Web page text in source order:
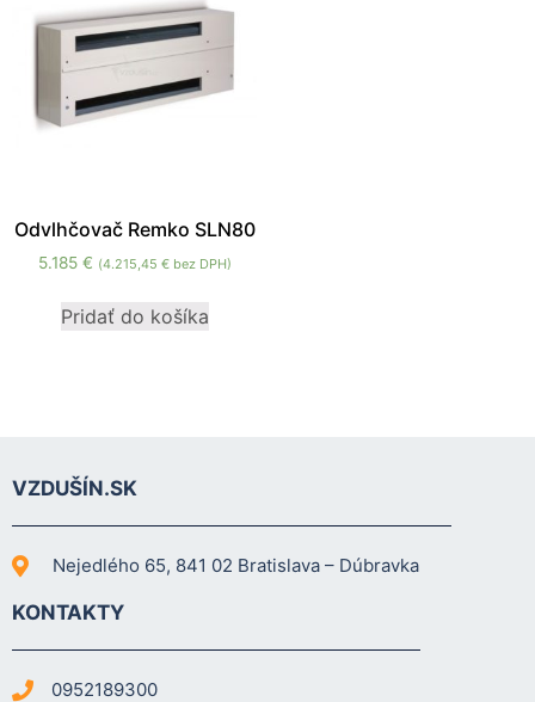
Odvlhčovač Remko SLN80
5.185 € (4.215,45 €bez DPH)
Pridať do košíka
VZDUŠÍN.SK
Nejedlého 65, 841 02 Bratislava – Dúbravka
KONTAKTY
0952189300